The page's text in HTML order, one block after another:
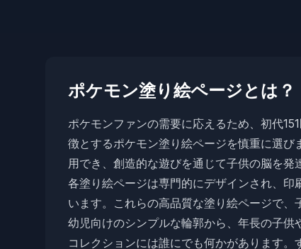
ポケモン塗り絵ページとは？
ポケモンファンの需要に応えるため、初代
徴とするポケモン塗り絵ページを慎重に選
用でき、創造的な遊びを通じて子供の脳を発
各塗り絵ページは専門的にデザインされ、
います。これらの高品質な塗り絵ページで、
幼児向けのシンプルな輪郭から、年長の子
コレクションには誰にでも何かがあります